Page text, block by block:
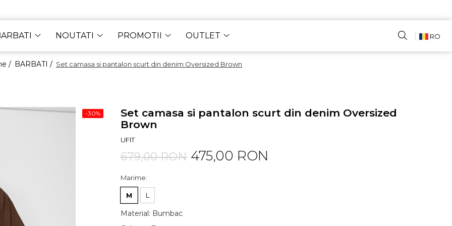
NOUTATI PROMOTII OUTLET RO
/ BARBATI / Set camasa si pantalon scurt din denim Oversized Brown
Set camasa si pantalon scurt din denim Oversized
Brown
UFIT
-30%
679,00 RON 475,00 RON
Marime:
M L
Material: Bumbac